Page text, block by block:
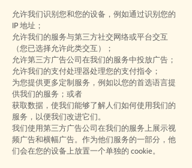
允许我们识别您和您的设备，例如通过识别您的
IP 地址；
允许我们的服务与第三方社交网络或平台交互
（您已选择允许此类交互）；
允许第三方广告公司在我们的服务中投放广告；
允许我们的支付处理器处理您的支付指令；
为您提供更多定制服务，例如以您的首选语言提
供我们的服务；或者
获取数据，使我们能够了解人们如何使用我们的
服务，以便我们改进它们。
我们使用第三方广告公司在我们的服务上展示视
频广告和横幅广告。作为他们服务的一部分，他
们会在您的设备上放置一个单独的 cookie。